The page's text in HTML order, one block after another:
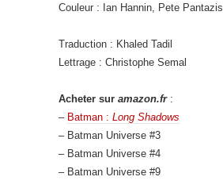
Couleur : Ian Hannin, Pete Pantazis
Traduction : Khaled Tadil
Lettrage : Christophe Semal
Acheter sur amazon.fr:
– Batman : Long Shadows
– Batman Universe #3
– Batman Universe #4
– Batman Universe #9